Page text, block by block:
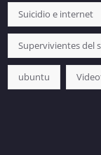
Suicidio e internet
Supervivientes del
ubuntu